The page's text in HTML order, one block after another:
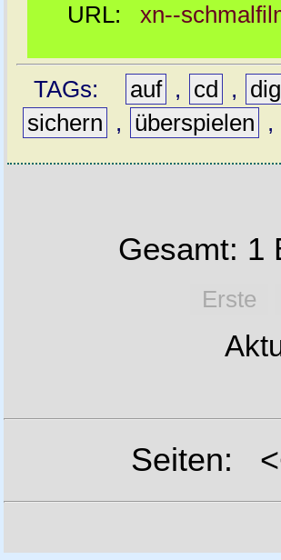
URL: xn--
TAGs:
auf , cd ,
sichern
, überspielen ,
Gesamt: 1
Erste
Seiten: